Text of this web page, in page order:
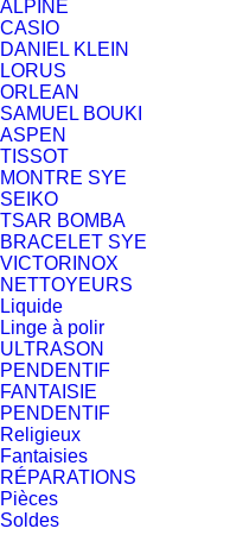
ALPINE
CASIO
DANIEL KLEIN
LORUS
ORLEAN
SAMUEL BOUKI
ASPEN
TISSOT
MONTRE SYE
SEIKO
TSAR BOMBA
BRACELET SYE
VICTORINOX
NETTOYEURS
Liquide
Linge à polir
ULTRASON
PENDENTIF
FANTAISIE
PENDENTIF
Religieux
Fantaisies
RÉPARATIONS
Pièces
Soldes